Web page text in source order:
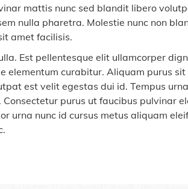
mattis nunc sed blandit libero
nulla pharetra. Molestie nunc non
amet facilisis.
Est pellentesque elit ullamcorper
elementum curabitur. Aliquam purus
est velit egestas dui id. Tempus
purus ut faucibus pulvinar
nunc id cursus metus aliquam